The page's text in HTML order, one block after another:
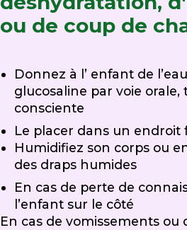
ou de coup de
Donnez à l’ enfant de
glucosaline par voie orale,
consciente
Le placer dans un endroit
Humidifiez son corps ou
des draps humides
En cas de perte de
l’enfant sur le côté
En cas de vomissements ou